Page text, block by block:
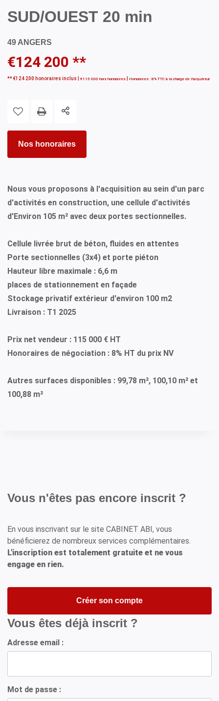
SUD/OUEST 20 min
49 ANGERS
€124 200 **
** €124 200 honoraires inclus €115 000 hors honoraires Honoraires : 8% TTC à la charge de l'acquéreur
Nos honoraires
Nous vous proposons à l'acquisition au sein d'un parc
d'activités en construction, une cellule d'activités
d'Environ 105 m² avec deux portes sectionnelles.
Cellule livrée brut de béton, fluides en attentes
Porte sectionnelles (3x4) et porte piéton
Hauteur libre maximale : 6,6 m
places de stationnement en façade
Stockage privatif extérieur d'environ 100 m2
Livraison : T1 2025
Prix net vendeur : 115 000 € HT
Honoraires de négociation : 8% HT du prix NV
Autres surfaces disponibles : 99,78 m², 100,10 m² et
100,88 m²
Vous n'êtes pas encore inscrit ?
En vous inscrivant sur le site CABINET ABI, vous
bénéficierez de nombreux services complémentaires.
L'inscription est totalement gratuite et ne vous
engage en rien.
Créer son compte
Vous êtes déjà inscrit ?
Adresse email :
Mot de passe :